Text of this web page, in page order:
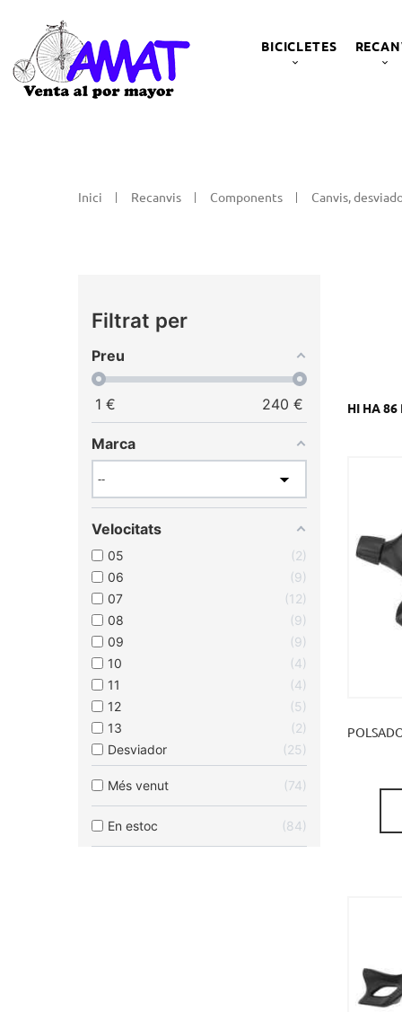
BICICLETES
Inici Recanvis Components Canvis,
Filtrat per
Preu
1 € 240 €
Marca
Velocitats
05
2
06
9
07
12
08
9
09
9
10
4
11
4
12
5
13
2
Desviador
25
Més venut 74
En estoc 84
HI HA 86